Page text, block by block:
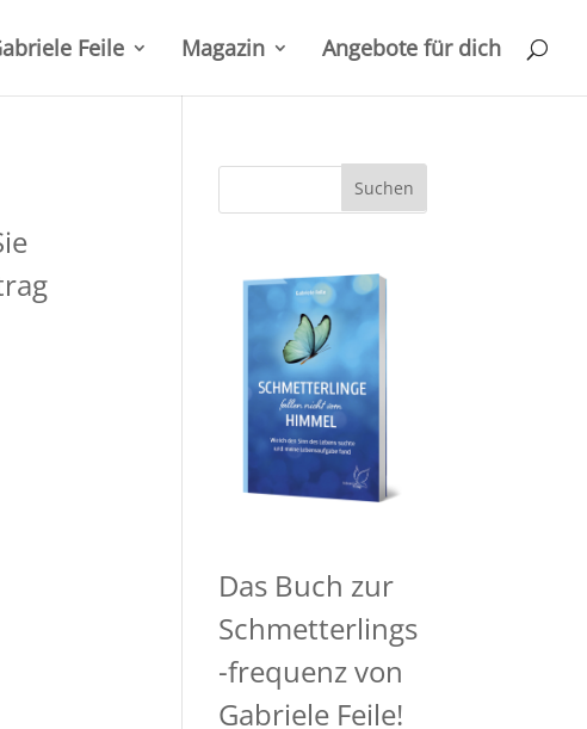
Feile Magazin Angebote für dich
Das Buch zur
Schmetterlings
-frequenz von
Gabriele Feile!